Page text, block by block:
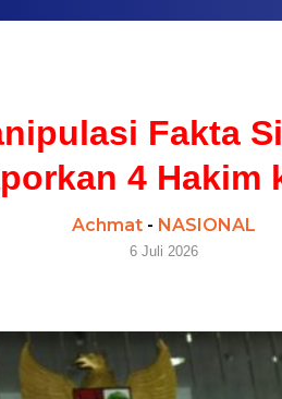
Fakta
4 Hakim
Achmat- NASIONAL
6 Juli 2026